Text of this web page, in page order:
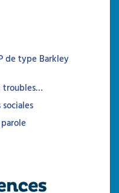
de type Barkley
troubles…